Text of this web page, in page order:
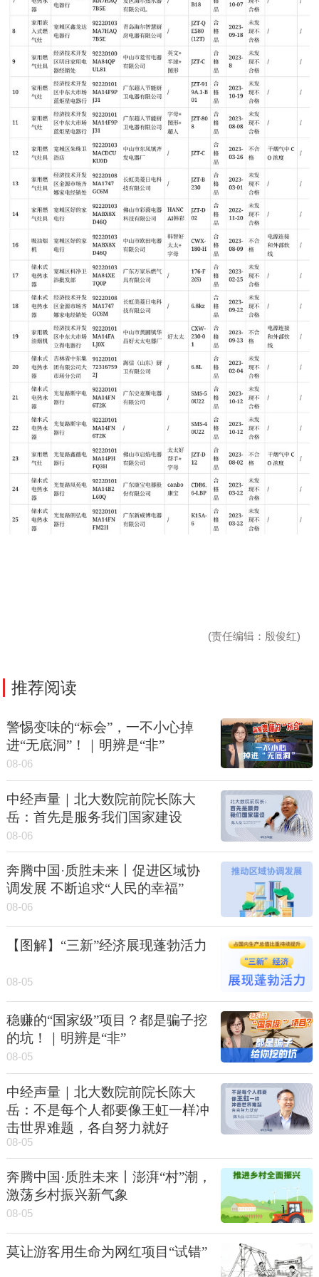
(责任编辑：殷俊红)
推荐阅读
警惕变味的“标会”，一不小心掉
进“无底洞”！｜明辨是“非”
08-06
中经声量｜北大数院前院长陈大
岳：首先是服务我们国家建设
08-06
奔腾中国·质胜未来丨促进区域协
调发展 不断追求“人民的幸福”
08-06
【图解】“三新”经济展现蓬勃活力
08-05
稳赚的“国家级”项目？都是骗子挖
的坑！｜明辨是“非”
08-05
中经声量｜北大数院前院长陈大
岳：不是每个人都要像王虹一样冲
击世界难题，各自努力就好
08-05
奔腾中国·质胜未来丨澎湃“村”潮，
激荡乡村振兴新气象
08-05
莫让游客用生命为网红项目“试错”